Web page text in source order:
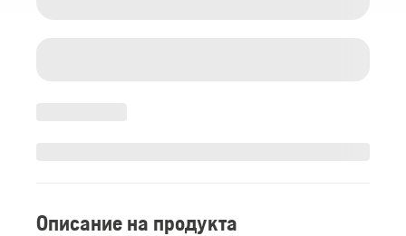
Описание на продукта